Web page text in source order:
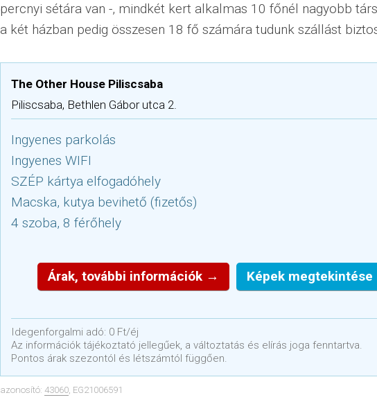
percnyi sétára van -, mindkét kert alkalmas 10 főnél nagyobb
a két házban pedig összesen 18 fő számára tudunk szállást
The Other House Piliscsaba
Piliscsaba, Bethlen Gábor utca 2.
Ingyenes parkolás
Ingyenes WIFI
SZÉP kártya elfogadóhely
Macska, kutya bevihető (fizetős)
4 szoba, 8 férőhely
Árak, további információk → Képek
Idegenforgalmi adó: 0 Ft/éj
Az információk tájékoztató jellegűek, a változtatás és elírás joga fenntartva.
Pontos árak szezontól és létszámtól függően.
azonosító: 43060, EG21006591